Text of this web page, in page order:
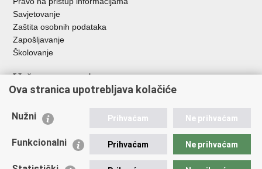
Savjetovanje
Zaštita osobnih podataka
Zapošljavanje
Školovanje
Važne poveznice
Ministarstvo unutarnjih poslova
Udruge
Policijska akademija
Ova stranica upotrebljava kolačiće
Nužni Prihvaćam Ne prihvaćam
Funkcionalni Prihvaćam Ne prihvaćam